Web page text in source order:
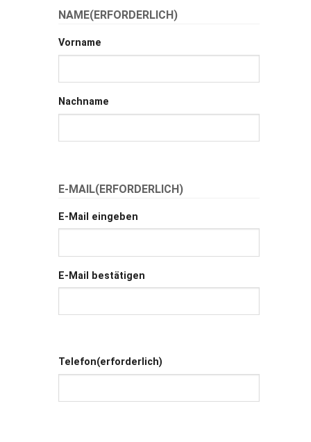
NAME(ERFORDERLICH)
Vorname
Nachname
E-MAIL(ERFORDERLICH)
E-Mail eingeben
E-Mail bestätigen
Telefon(erforderlich)